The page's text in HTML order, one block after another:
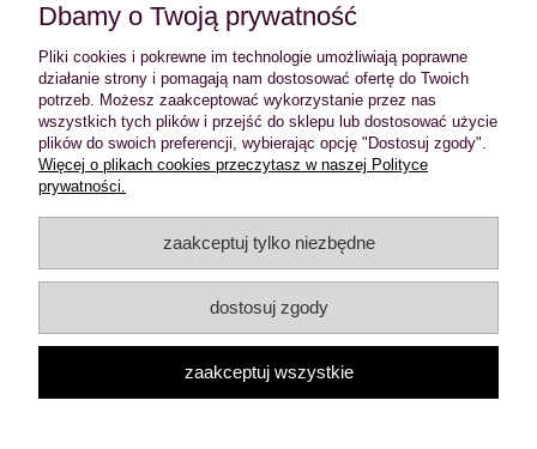
WYMIARY 7 X 13 CM
WYPRODUKOWANE PRZEZ WHITE RIOT
INFORMACJE
PŁATNOŚCI I DOSTAWA
Sklep z ciuchami w klimatach alternatywnych: rock and roll,
rockabilly, psychobilly, pin up, punk, gothic, old school. Ciuchy
Dbamy o Twoją prywatność
Pliki cookies i pokrewne im technologie umożliwiają poprawne
działanie strony i pomagają nam dostosować ofertę do Twoich
potrzeb. Możesz zaakceptować wykorzystanie przez nas
wszystkich tych plików i przejść do sklepu lub dostosować użycie
plików do swoich preferencji, wybierając opcję "Dostosuj zgody".
Więcej o plikach cookies przeczytasz w naszej Polityce
prywatności.
zaakceptuj tylko niezbędne
dostosuj zgody
zaakceptuj wszystkie